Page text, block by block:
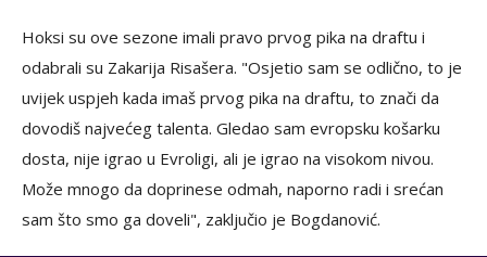
Hoksi su ove sezone imali pravo prvog pika na draftu i
odabrali su Zakarija Risašera. "Osjetio sam se odlično, to je
uvijek uspjeh kada imaš prvog pika na draftu, to znači da
dovodiš najvećeg talenta. Gledao sam evropsku košarku
dosta, nije igrao u Evroligi, ali je igrao na visokom nivou.
Može mnogo da doprinese odmah, naporno radi i srećan
sam što smo ga doveli", zaključio je Bogdanović.